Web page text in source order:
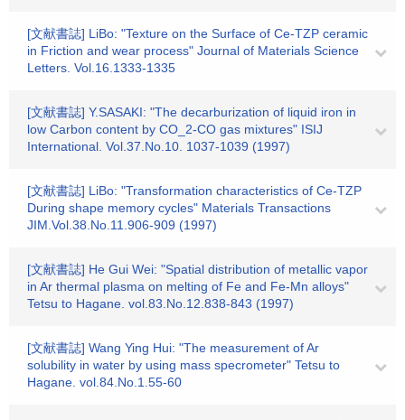
[文献書誌] LiBo: "Texture on the Surface of Ce-TZP ceramic
in Friction and wear process" Journal of Materials Science
Letters. Vol.16.1333-1335
[文献書誌] Y.SASAKI: "The decarburization of liquid iron in
low Carbon content by CO_2-CO gas mixtures" ISIJ
International. Vol.37.No.10. 1037-1039 (1997)
[文献書誌] LiBo: "Transformation characteristics of Ce-TZP
During shape memory cycles" Materials Transactions
JIM.Vol.38.No.11.906-909 (1997)
[文献書誌] He Gui Wei: "Spatial distribution of metallic vapor
in Ar thermal plasma on melting of Fe and Fe-Mn alloys"
Tetsu to Hagane. vol.83.No.12.838-843 (1997)
[文献書誌] Wang Ying Hui: "The measurement of Ar
solubility in water by using mass specrometer" Tetsu to
Hagane. vol.84.No.1.55-60